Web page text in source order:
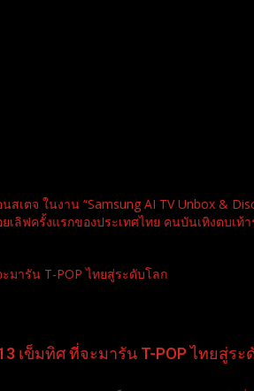
ตจ ในงาน “Samsung AI TV Unbox &
ยเลิฟครั้งแรกของประเทศไทย คนบันเทิงตบเท้
ะมารัน T-POP ไทยสู่ระดับโลก
เข็มทิศ ที่จะมารัน T-POP ไทยสู่ระ